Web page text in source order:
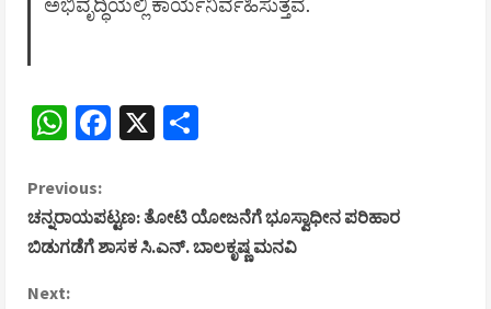
WhatsApp
Facebook
X
C
o
n
Previous:
ಚನ್ನರಾಯಪಟ್ಟಣ: ತೋಟಿ ಯೋಜನೆಗೆ ಭೂಸ್ವಾಧೀನ ಪರಿಹಾರ
ಬಿಡುಗಡೆಗೆ ಶಾಸಕ ಸಿ.ಎನ್. ಬಾಲಕೃಷ್ಣ ಮನವಿ
Next: